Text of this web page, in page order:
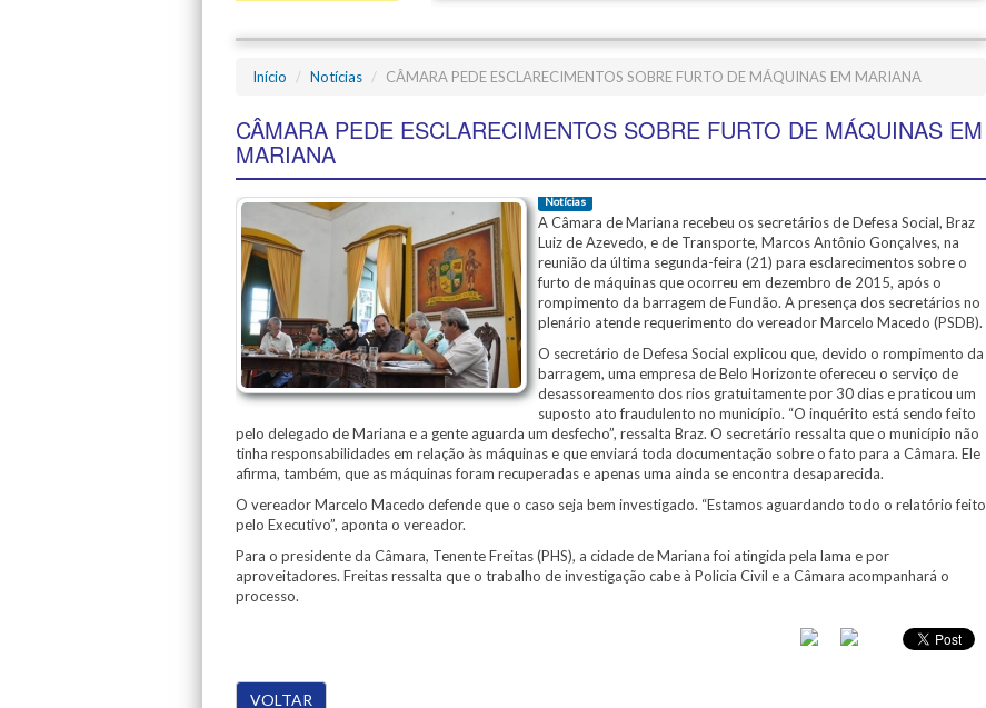
Início Notícias CÂMARA PEDE ESCLARECIMENTOS SOBRE FURTO DE MÁQUINAS EM MARIANA
CÂMARA PEDE ESCLARECIMENTOS SOBRE FURTO DE MÁQUINAS EM
MARIANA
Notícias
A Câmara de Mariana recebeu os secretários de Defesa Social, Braz
Luiz de Azevedo, e de Transporte, Marcos Antônio Gonçalves, na
reunião da última segunda-feira (21) para esclarecimentos sobre o
furto de máquinas que ocorreu em dezembro de 2015, após o
rompimento da barragem de Fundão. A presença dos secretários no
plenário atende requerimento do vereador Marcelo Macedo (PSDB).
O secretário de Defesa Social explicou que, devido o rompimento da
barragem, uma empresa de Belo Horizonte ofereceu o serviço de
desassoreamento dos rios gratuitamente por 30 dias e praticou um
suposto ato fraudulento no município. “O inquérito está sendo feito
pelo delegado de Mariana e a gente aguarda um desfecho”, ressalta Braz. O secretário ressalta que o município não
tinha responsabilidades em relação às máquinas e que enviará toda documentação sobre o fato para a Câmara. Ele
afirma, também, que as máquinas foram recuperadas e apenas uma ainda se encontra desaparecida.
O vereador Marcelo Macedo defende que o caso seja bem investigado. “Estamos aguardando todo o relatório feito
pelo Executivo”, aponta o vereador.
Para o presidente da Câmara, Tenente Freitas (PHS), a cidade de Mariana foi atingida pela lama e por
aproveitadores. Freitas ressalta que o trabalho de investigação cabe à Policia Civil e a Câmara acompanhará o
processo.
VOLTAR